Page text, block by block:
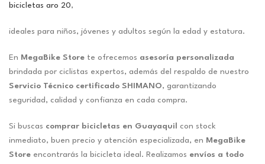
bicicletas aro 20,
ideales para niños, jóvenes y adultos según la edad y estatura.
En MegaBike Store te ofrecemos asesoría personalizada
brindada por ciclistas expertos, además del respaldo de nuestro
Servicio Técnico certificado SHIMANO, garantizando
seguridad, calidad y confianza en cada compra.
Si buscas comprar bicicletas en Guayaquil
con stock
inmediato, buen precio y atención especializada, en MegaBike
Store encontrarás la bicicleta ideal. Realizamos envíos a todo